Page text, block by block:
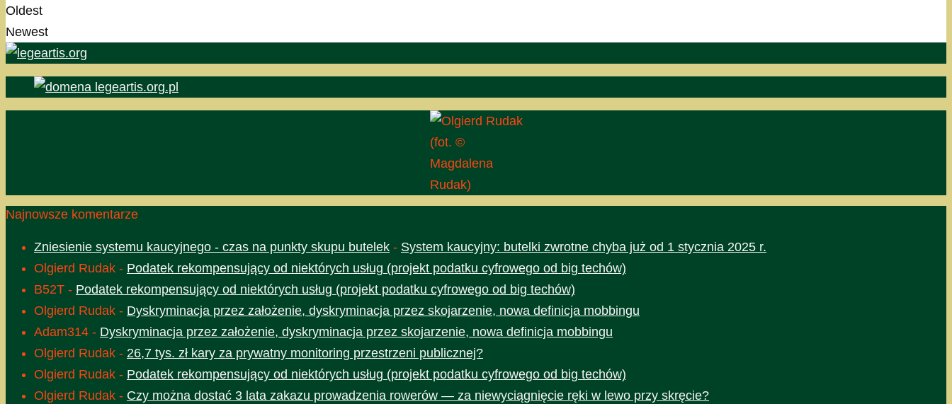
Oldest
Newest
(fot. ©
Magdalena
Rudak)
Najnowsze komentarze
Zniesienie systemu kaucyjnego - czas na punkty skupu butelek - System kaucyjny: butelki zwrotne chyba już od 1 stycznia 2025 r.
Olgierd Rudak - Podatek rekompensujący od niektórych usług (projekt podatku cyfrowego od big techów)
B52T - Podatek rekompensujący od niektórych usług (projekt podatku cyfrowego od big techów)
Olgierd Rudak - Dyskryminacja przez założenie, dyskryminacja przez skojarzenie, nowa definicja mobbingu
Adam314 - Dyskryminacja przez założenie, dyskryminacja przez skojarzenie, nowa definicja mobbingu
Olgierd Rudak - 26,7 tys. zł kary za prywatny monitoring przestrzeni publicznej?
Olgierd Rudak - Podatek rekompensujący od niektórych usług (projekt podatku cyfrowego od big techów)
Olgierd Rudak - Czy można dostać 3 lata zakazu prowadzenia rowerów — za niewyciągnięcie ręki w lewo przy skręcie?